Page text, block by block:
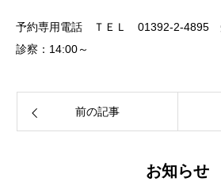
予約専用電話 ＴＥＬ 01392-2-4895
診察：14:00～
前の記事
お知らせ